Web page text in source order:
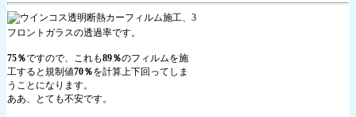
フロントガラスの透過率です。
75％ですので、これも89％のフィルムを施
工すると規制値70％を計算上下回ってしま
うことになります。
ああ、とても不安です。